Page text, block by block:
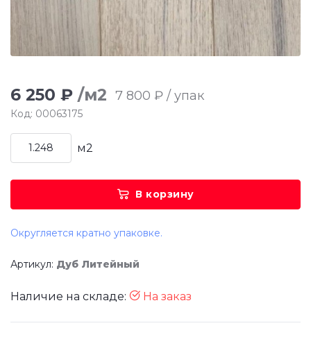
6 250 ₽ /м2 7 800 ₽ / упак
Код: 00063175
м2
В корзину
Округляется кратно упаковке.
Артикул: Дуб Литейный
Наличие на складе: На заказ